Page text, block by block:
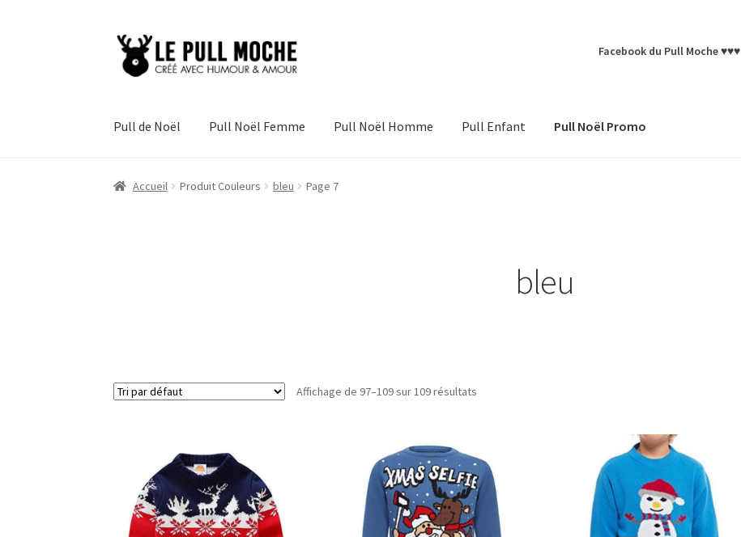
Aller
Aller
au
Facebook du Pull Moche ♥♥♥
Pull de Noël Pull Noël Femme Pull Noël Homme Pull Enfant Pull Noël Promo
Accueil Produit Couleurs bleu Page 7
bleu
Affichage de 97–109 sur 109 résultats